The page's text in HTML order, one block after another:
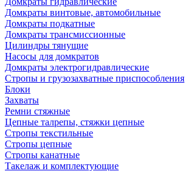
Домкраты винтовые, автомобильные
Домкраты подкатные
Домкраты трансмиссионные
Цилиндры тянущие
Насосы для домкратов
Домкраты электрогидравлические
Стропы и грузозахватные приспособления
Блоки
Захваты
Ремни стяжные
Цепные талрепы, стяжки цепные
Стропы текстильные
Стропы цепные
Стропы канатные
Такелаж и комплектующие